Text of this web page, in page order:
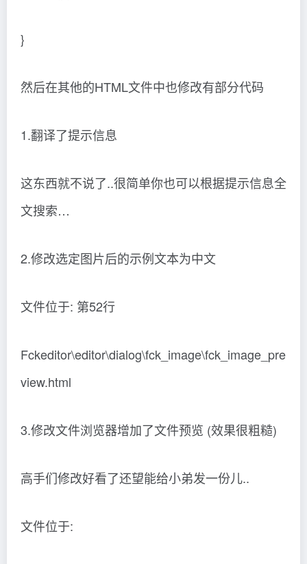
}
然后在其他的HTML文件中也修改有部分代码
1.翻译了提示信息
这东西就不说了..很简单你也可以根据提示信息全
文搜索…
2.修改选定图片后的示例文本为中文
文件位于: 第52行
Fckeditor\editor\dialog\fck_image\fck_image_pre
view.html
3.修改文件浏览器增加了文件预览 (效果很粗糙)
高手们修改好看了还望能给小弟发一份儿..
文件位于: